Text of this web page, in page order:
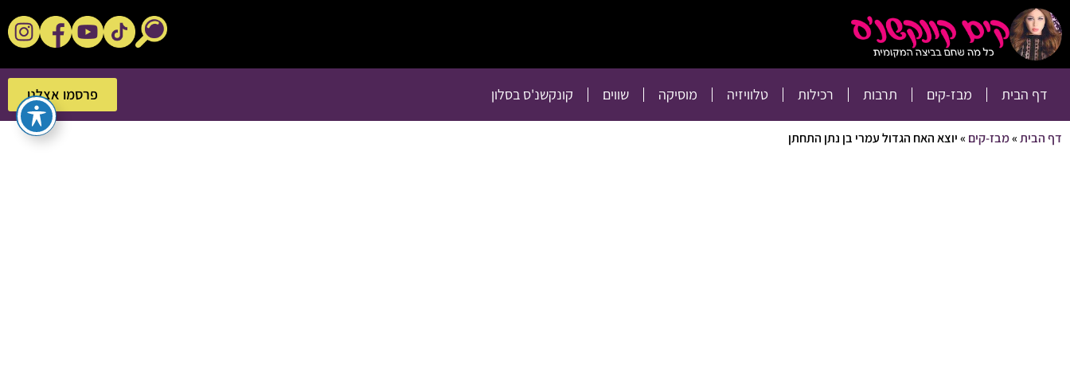
דף הבית מבז-קים תרבות רכילות טלוויזיה מוסיקה שווים קונקשנ'ס בסלון פרסמו אצלנו
פרסמו אצלנו
דף הבית»מבז-קים »יוצא האח הגדול עמרי בן נתן התחתן